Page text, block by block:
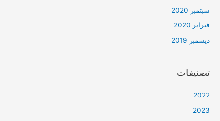
سبتمبر 2020
فبراير 2020
ديسمبر 2019
تصنيفات
2022
2023